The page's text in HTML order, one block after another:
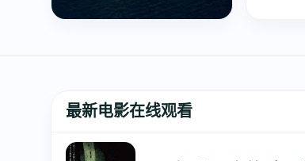
最新电影在线观看